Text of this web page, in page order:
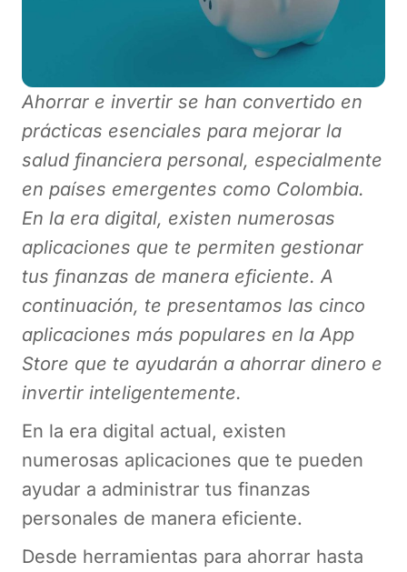
Ahorrar e invertir se han convertido en
prácticas esenciales para mejorar la
salud financiera personal, especialmente
en países emergentes como Colombia.
En la era digital, existen numerosas
aplicaciones que te permiten gestionar
tus finanzas de manera eficiente. A
continuación, te presentamos las cinco
aplicaciones más populares en la App
Store que te ayudarán a ahorrar dinero e
invertir inteligentemente.
En la era digital actual, existen
numerosas aplicaciones que te pueden
ayudar a administrar tus finanzas
personales de manera eficiente.
Desde herramientas para ahorrar hasta